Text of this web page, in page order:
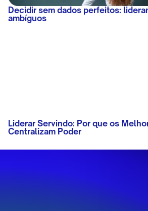
Decidir sem dados perfeitos:
ambíguos
Liderar Servindo: Por que os
Centralizam Poder